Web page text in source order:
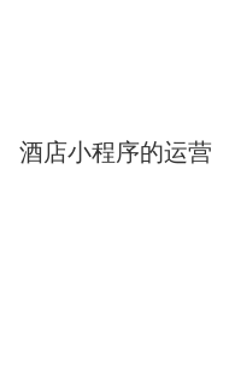
酒店小程序的运营